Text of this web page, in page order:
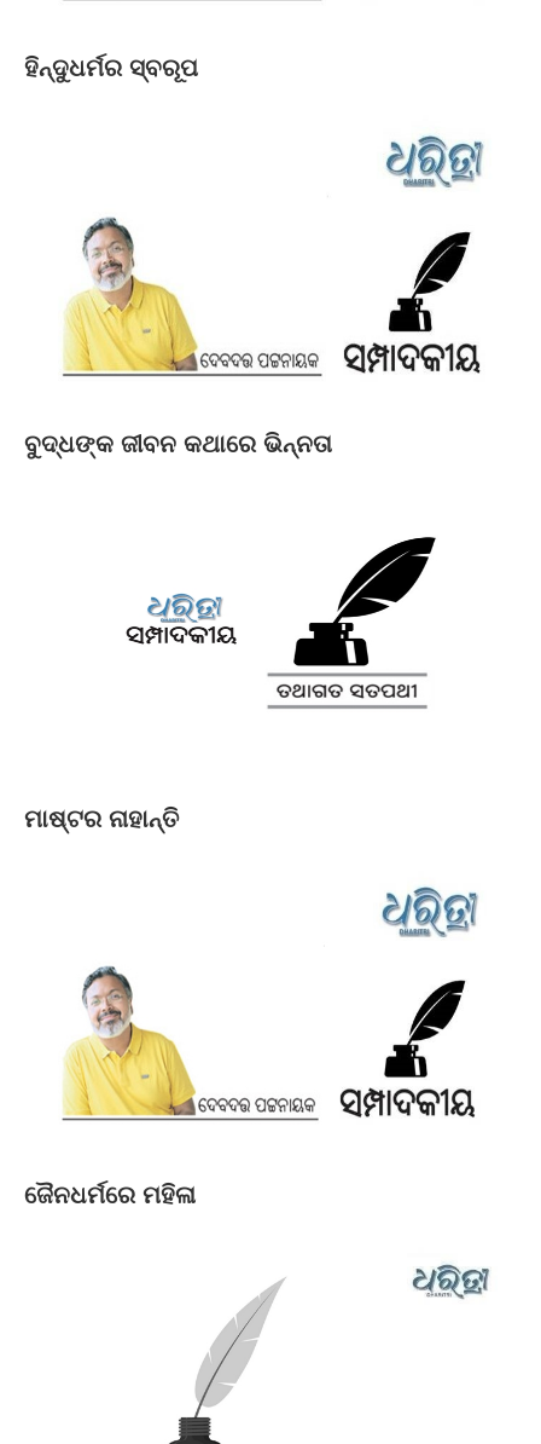
ହିନ୍ଦୁଧର୍ମର ସ୍ବରୂପ
ବୁଦ୍ଧଙ୍କ ଜୀବନ କଥାରେ ଭିନ୍ନତା
ମାଷ୍ଟର ନାହାନ୍ତି
ଜୈନଧର୍ମରେ ମହିଳା